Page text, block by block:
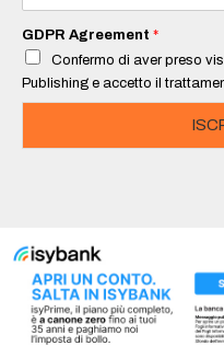
a
i
*
GDPR Agreement *
Confermo di aver preso
Publishing e accetto il